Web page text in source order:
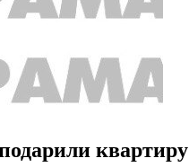
квартиру